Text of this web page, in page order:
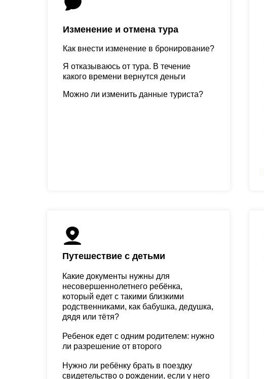
Путешествие с детьми
Ребенок едет с одним родителем: нужно
ли разрешение от второго
Нужно ли ребёнку брать в поездку
свидетельство o рождении, если у него
Какие документы нужны для
несовершеннолетнего ребёнка,
который едет с такими близкими
родственниками, как бабушка, дедушка,
дядя или тётя?
Изменение и отмена тура
Как внести изменение в бронирование?
Я отказываюсь от тура. В течение
какого времени вернутся деньги
Можно ли изменить данные туриста?